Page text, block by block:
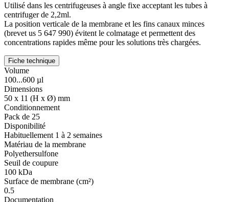
Utilisé dans les centrifugeuses à angle fixe acceptant les tubes à
centrifuger de 2,2ml.
La position verticale de la membrane et les fins canaux minces
(brevet us 5 647 990) évitent le colmatage et permettent des
concentrations rapides même pour les solutions très chargées.
Fiche technique
Volume
100...600 µl
Dimensions
50 x 11 (H x Ø) mm
Conditionnement
Pack de 25
Disponibilité
Habituellement 1 à 2 semaines
Matériau de la membrane
Polyethersulfone
Seuil de coupure
100 kDa
Surface de membrane (cm²)
0.5
Documentation